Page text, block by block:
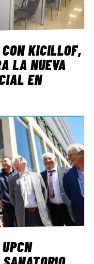
CON KICILLOF,
LA NUEVA
EN
UPCN